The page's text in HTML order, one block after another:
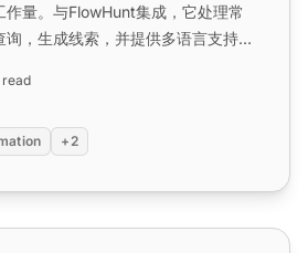
作量。与FlowHunt集成，它处理常
询，生成线索，并提供多语言支持。
+2